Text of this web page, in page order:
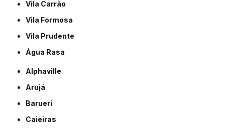
Vila Carrão
Vila Formosa
Vila Prudente
Água Rasa
Alphaville
Arujá
Barueri
Caieiras